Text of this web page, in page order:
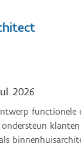
2026
functionele
ondersteun